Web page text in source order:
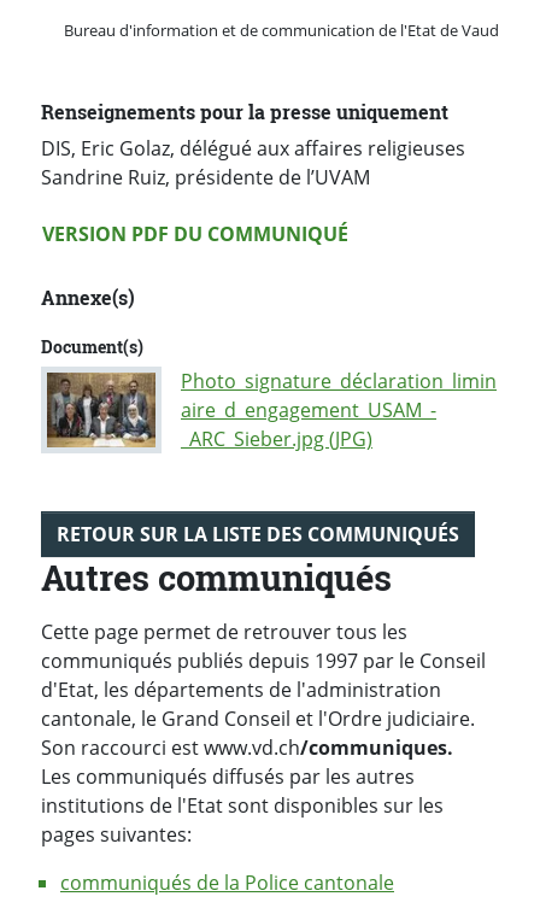
Bureau d'information et de communication de l'Etat de Vaud
Renseignements pour la presse uniquement
DIS, Eric Golaz, délégué aux affaires religieuses
Sandrine Ruiz, présidente de l’UVAM
Version PDF
VERSION PDF DU COMMUNIQUÉ
Annexe(s)
Document(s)
Photo_signature_déclaration_limin
aire_d_engagement_USAM_-
_ARC_Sieber.jpg (JPG)
RETOUR SUR LA LISTE DES COMMUNIQUÉS
Autres communiqués
Cette page permet de retrouver tous les
communiqués publiés depuis 1997 par le Conseil
d'Etat, les départements de l'administration
cantonale, le Grand Conseil et l'Ordre judiciaire.
Son raccourci est www.vd.ch/communiques.
Les communiqués diffusés par les autres
institutions de l'Etat sont disponibles sur les
pages suivantes:
communiqués de la Police cantonale